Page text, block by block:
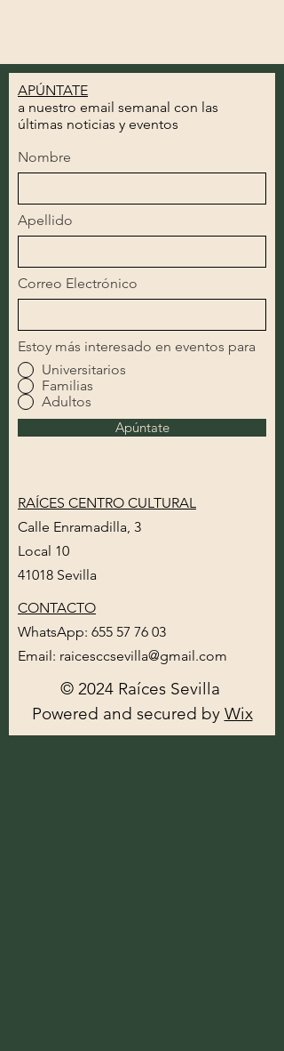
APÚNTATE
a nuestro email semanal con las
últimas noticias y eventos
Nombre
Apellido
Correo Electrónico
Estoy más interesado en eventos para
Universitarios
Familias
Adultos
Apúntate
RAÍCES CENTRO CULTURAL
Calle Enramadilla, 3
Local 10
41018 Sevilla
CONTACTO
WhatsApp: 655 57 76 03
Email: raicesccsevilla@gmail.com
© 2024 Raíces Sevilla
Powered and secured by Wix